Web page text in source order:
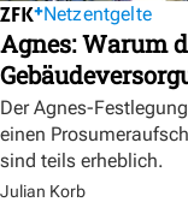
Netzentgelte
Agnes: Warum
Der Agnes-
einen
sind teils erheblich.
Julian Korb